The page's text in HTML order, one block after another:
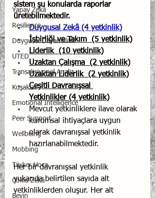
Yapay Zekâ
Resilience
Duygusal Dayanıklılık
UTED
Transaksiyonel Analiz
Kuşaklar
Emotional Intelligence
Peer Support
Wellbeing
Mobbing
Türker Hoca
Çoklu Zekâ
Beyin
sistem şu konularda raporlar
üretebilmektedir.
Duygusal Zekâ (4 yetkinlik)
İşbirliği ve Takım  (5 yetkinlik)
Liderlik  (10 yetkinlik)
Uzaktan Çalışma  (2 yetkinlik)
Uzaktan Liderlik  (2 yetkinlik)
Çeşitli Davranışsal
Yetkinlikler (4 yetkinlik)
Mevcut yetkinliklere ilave olarak
kurumsal ihtiyaçlara uygun
olarak davranışsal yetkinlik
hazırlanabilmektedir.
Her bir davranışsal yetkinlik
yukarıda belirtilen sayıda alt
yetkinliklerden oluşur. Her alt